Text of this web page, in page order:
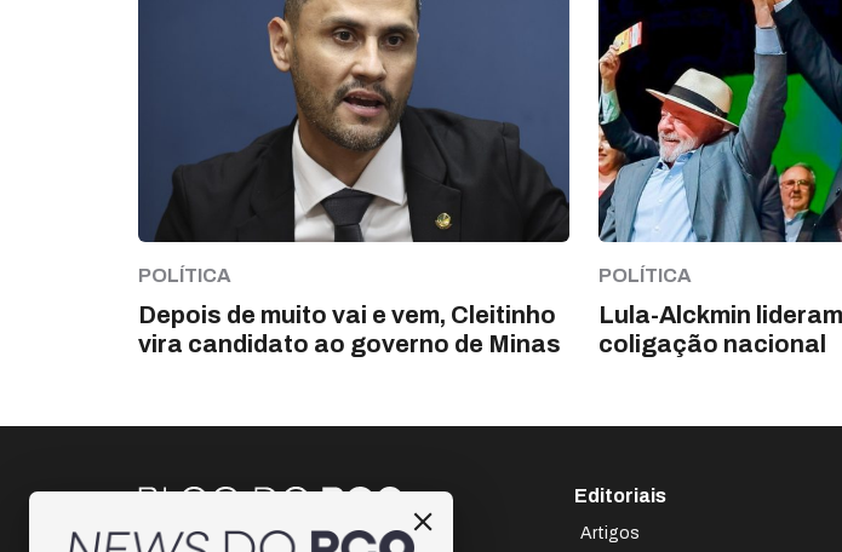
POLÍTICA
Depois de muito vai e vem, Cleitinho
vira candidato ao governo de Minas
POLÍTICA
Lula-Alckmin
coligação nacional
Editoriais
Artigos